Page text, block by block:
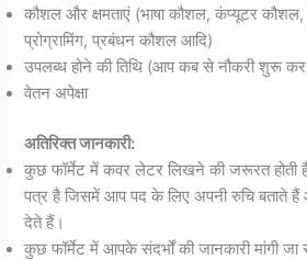
कौशल और क्षमताएं (भाषा कौशल, कंप्यूटर कौशल,
प्रोग्रामिंग, प्रबंधन कौशल आदि)
उपलब्ध होने की तिथि (आप कब से नौकरी शुरू
वेतन अपेक्षा
अतिरिक्त जानकारी:
कुछ फॉर्मेट में कवर लेटर लिखने की जरूरत होती
पत्र है जिसमें आप पद के लिए अपनी रुचि बताते हैं
देते हैं।
कुछ फॉर्मेट में आपके संदर्भों की जानकारी मांगी